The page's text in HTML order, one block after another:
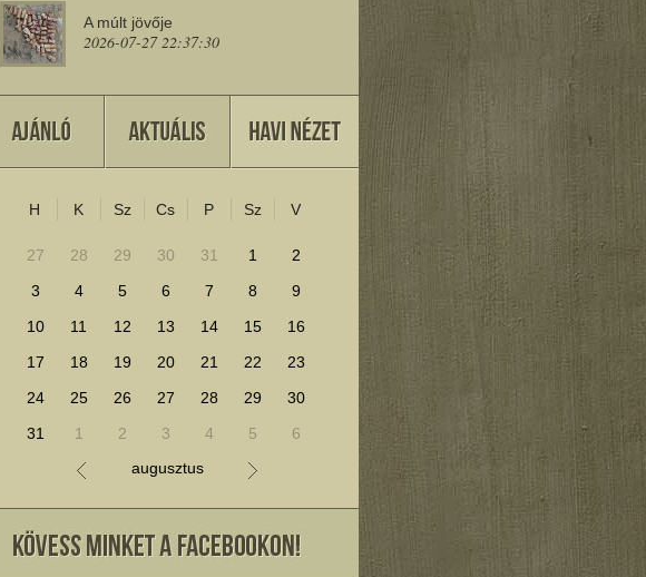
A múlt jövője
2026-07-27 22:37:30
Miért szeresd a műemlékeket?
2026-07-25 11:30:41
További cikkek megjelenítéséhez kattints ide!
H K Sz Cs P Sz V
27 28 29 30 31 1
2
3
4 5 6 7 8
9
10
11 12 13 14 15
16
17
18 19 20 21 22
23
24
25 26 27 28 29
30
31
1 2 3 4 5
6
augusztus